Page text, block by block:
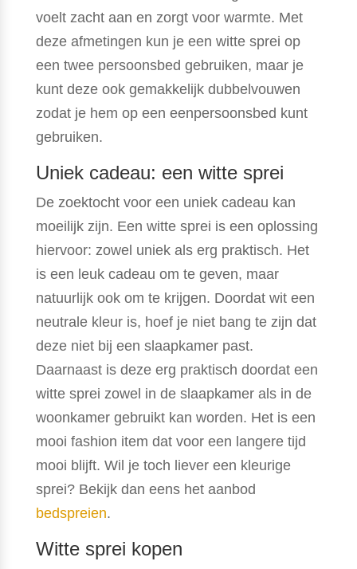
voelt zacht aan en zorgt voor warmte. Met
deze afmetingen kun je een witte sprei op
een twee persoonsbed gebruiken, maar je
kunt deze ook gemakkelijk dubbelvouwen
zodat je hem op een eenpersoonsbed kunt
gebruiken.
Uniek cadeau: een witte sprei
De zoektocht voor een uniek cadeau kan
moeilijk zijn. Een witte sprei is een oplossing
hiervoor: zowel uniek als erg praktisch. Het
is een leuk cadeau om te geven, maar
natuurlijk ook om te krijgen. Doordat wit een
neutrale kleur is, hoef je niet bang te zijn dat
deze niet bij een slaapkamer past.
Daarnaast is deze erg praktisch doordat een
witte sprei zowel in de slaapkamer als in de
woonkamer gebruikt kan worden. Het is een
mooi fashion item dat voor een langere tijd
mooi blijft. Wil je toch liever een kleurige
sprei? Bekijk dan eens het aanbod
bedspreien.
Witte sprei kopen